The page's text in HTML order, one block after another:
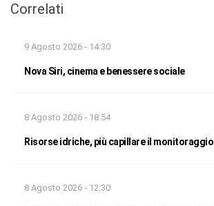
Correlati
9 Agosto 2026 - 14:30
Nova Siri, cinema e benessere sociale
8 Agosto 2026 - 18:54
Risorse idriche, più capillare il monitoraggio
8 Agosto 2026 - 12:30